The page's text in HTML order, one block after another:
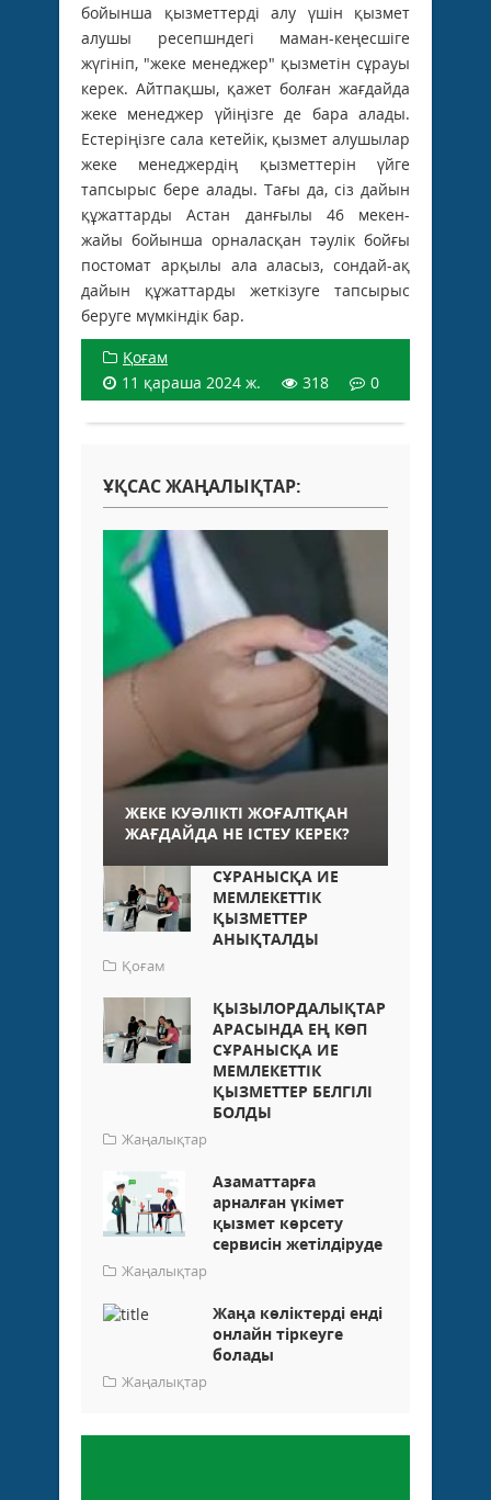
бойынша қызметтерді алу үшін қызмет
алушы ресепшндегі маман-кеңесшіге
жүгініп, "жеке менеджер" қызметін сұрауы
керек. Айтпақшы, қажет болған жағдайда
жеке менеджер үйіңізге де бара алады.
Естеріңізге сала кетейік, қызмет алушылар
жеке менеджердің қызметтерін үйге
тапсырыс бере алады. Тағы да, сіз дайын
құжаттарды Астан данғылы 46 мекен-
жайы бойынша орналасқан тәулік бойғы
постомат арқылы ала аласыз, сондай-ақ
дайын құжаттарды жеткізуге тапсырыс
беруге мүмкіндік бар.
Қоғам
11 қараша 2024 ж.
318 0
ҰҚСАС ЖАҢАЛЫҚТАР:
ЖЕКЕ КУӘЛІКТІ ЖОҒАЛТҚАН
ЖАҒДАЙДА НЕ ІСТЕУ КЕРЕК?
СҰРАНЫСҚА ИЕ
МЕМЛЕКЕТТІК
ҚЫЗМЕТТЕР
АНЫҚТАЛДЫ
Қоғам
ҚЫЗЫЛОРДАЛЫҚТАР
АРАСЫНДА ЕҢ КӨП
СҰРАНЫСҚА ИЕ
МЕМЛЕКЕТТІК
ҚЫЗМЕТТЕР БЕЛГІЛІ
БОЛДЫ
Жаңалықтар
Азаматтарға
арналған үкімет
қызмет көрсету
сервисін жетілдіруде
Жаңалықтар
Жаңа көліктерді енді
онлайн тіркеуге
болады
Жаңалықтар